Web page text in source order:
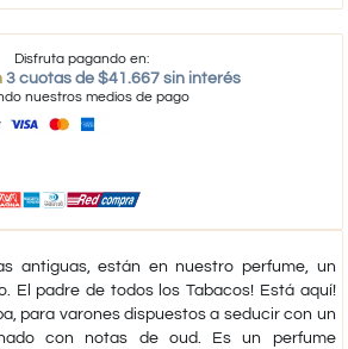
Disfruta pagando en:
3 cuotas de $41.667 sin interés
nuestros medios de pago
antiguas, están en nuestro perfume, un
El padre de todos los Tabacos! Está aquí!
para varones dispuestos a seducir con un
con notas de oud. Es un perfume